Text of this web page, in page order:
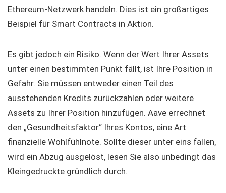
Ethereum-Netzwerk handeln. Dies ist ein großartiges
Beispiel für Smart Contracts in Aktion.
Es gibt jedoch ein Risiko. Wenn der Wert Ihrer Assets
unter einen bestimmten Punkt fällt, ist Ihre Position in
Gefahr. Sie müssen entweder einen Teil des
ausstehenden Kredits zurückzahlen oder weitere
Assets zu Ihrer Position hinzufügen. Aave errechnet
den „Gesundheitsfaktor“ Ihres Kontos, eine Art
finanzielle Wohlfühlnote. Sollte dieser unter eins fallen,
wird ein Abzug ausgelöst, lesen Sie also unbedingt das
Kleingedruckte gründlich durch.